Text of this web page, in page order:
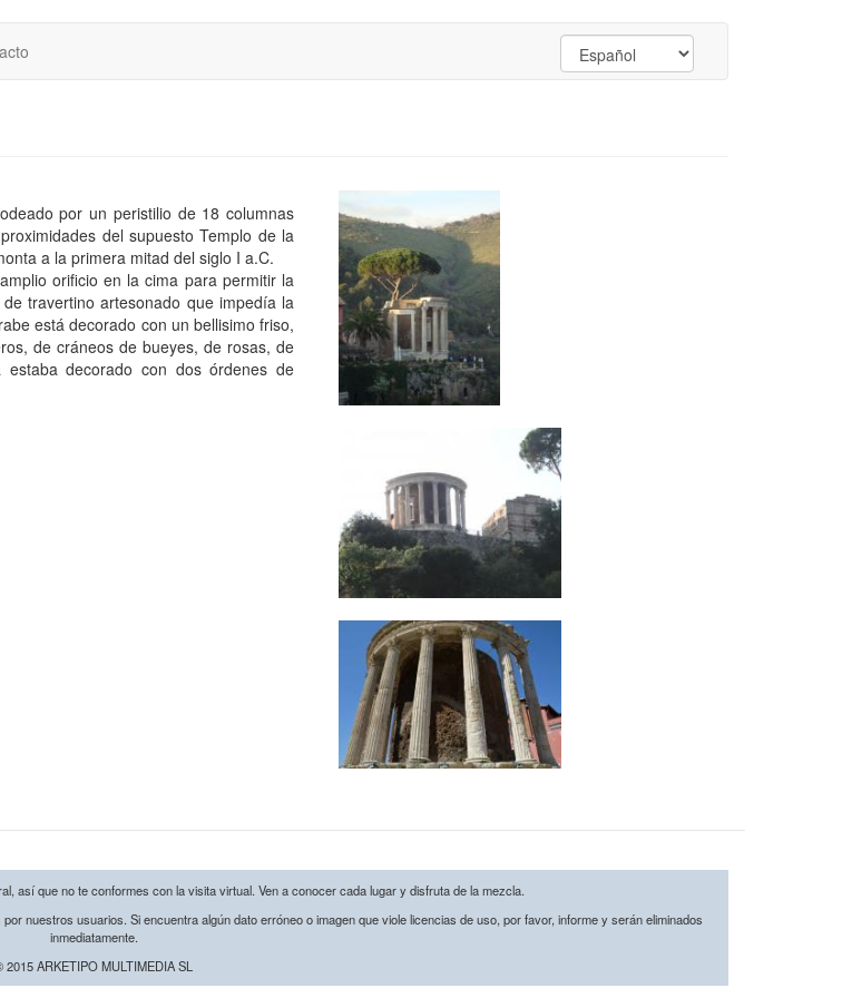
por un peristilio de 18 columnas
del supuesto Templo de la
a la primera mitad del siglo I a.C.
orificio en la cima para permitir la
travertino artesonado que impedía la
está decorado con un bellisimo friso,
de cráneos de bueyes, de rosas, de
decorado con dos órdenes de
así que no te conformes con la visita virtual. Ven a conocer cada lugar y disfruta de la mezcla.
nuestros usuarios. Si encuentra algún dato erróneo o imagen que viole licencias de uso, por favor, informe y serán eliminados
inmediatamente.
2015 ARKETIPO MULTIMEDIA SL